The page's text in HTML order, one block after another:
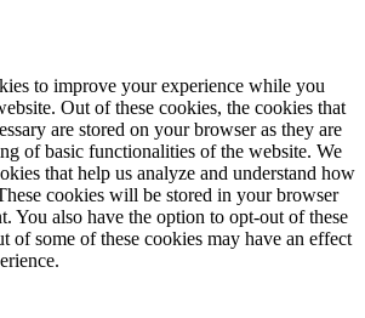
to improve your experience while you
Out of these cookies, the cookies that
are stored on your browser as they are
of basic functionalities of the website. We
that help us analyze and understand how
cookies will be stored in your browser
You also have the option to opt-out of these
of some of these cookies may have an effect